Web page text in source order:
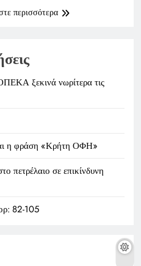
περισσότερα
ξεκινά νωρίτερα τις
η φράση «Κρήτη ΟΦΗ»
πετρέλαιο σε επικίνδυνη
82-105